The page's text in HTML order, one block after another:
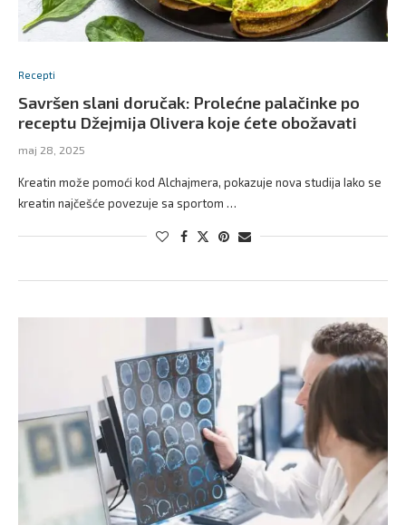
Recepti
Savršen slani doručak: Prolećne palačinke po
receptu Džejmija Olivera koje ćete obožavati
maj 28, 2025
Kreatin može pomoći kod Alchajmera, pokazuje nova studija Iako se
kreatin najčešće povezuje sa sportom …